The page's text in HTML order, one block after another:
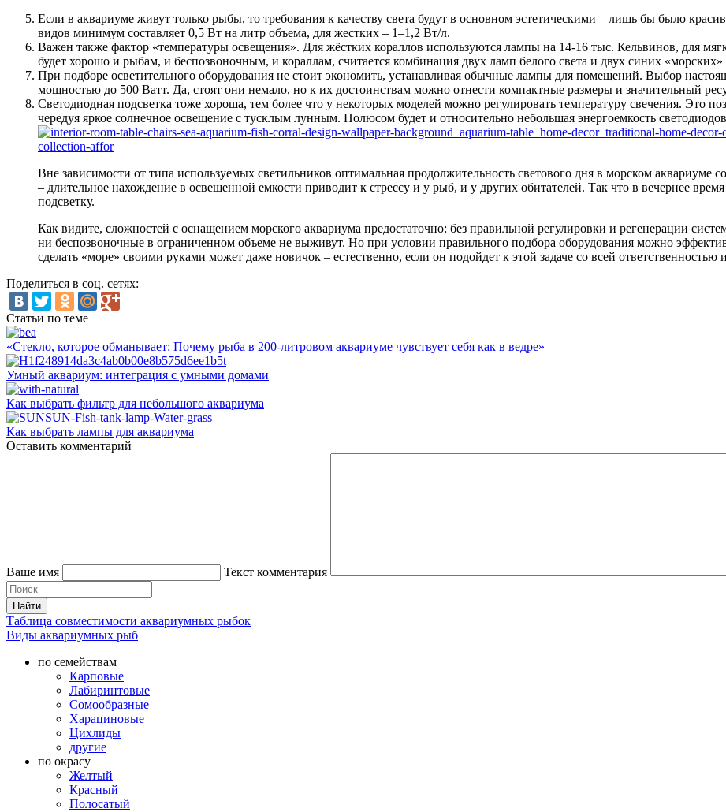
Если в аквариуме живут только рыбы, то требования к качеству света будут в основном эстетическими – лишь бы было
видов минимум составляет 0,5 Вт на литр объема, для жестких – 1–1,2 Вт/л.
Важен также фактор «температуры освещения». Для жёстких кораллов используются лампы на 14-16 тыс. Кельвинов, для
будет хорошо и рыбам, и беспозвоночным, и кораллам, считается комбинация двух ламп белого света и двух синих
При подборе осветительного оборудования не стоит экономить, устанавливая обычные лампы для помещений. Выбор
мощностью до 500 Ватт. Да, стоят они немало, но к их достоинствам можно отнести компактные размеры и значительный
Светодиодная подсветка тоже хороша, тем более что у некоторых моделей можно регулировать температуру свечения. Это
чередуя яркое солнечное освещение с тусклым лунным. Полюсом будет и относительно небольшая энергоемкость
Вне зависимости от типа используемых светильников оптимальная продолжительность светового дня в морском аквариуме
– длительное нахождение в освещенной емкости приводит к стрессу и у рыб, и у других обитателей. Так что в вечернее
подсветку.
Как видите, сложностей с оснащением морского аквариума предостаточно: без правильной регулировки и регенерации
ни беспозвоночные в ограниченном объеме не выживут. Но при условии правильного подбора оборудования можно
сделать «море» своими руками может даже новичок – естественно, если он подойдет к этой задаче со всей
Поделиться в соц. сетях:
Статьи по теме
«Стекло, которое обманывает: Почему рыба в 200-литровом аквариуме чувствует себя как в ведре»
Умный аквариум: интеграция с умными домами
Как выбрать фильтр для небольшого аквариума
Как выбрать лампы для аквариума
Оставить комментарий
Ваше имя Текст комментария
Таблица совместимости аквариумных рыбок
Виды аквариумных рыб
по семействам
Карповые
Лабиринтовые
Сомообразные
Харациновые
Цихлиды
другие
по окрасу
Желтый
Красный
Полосатый